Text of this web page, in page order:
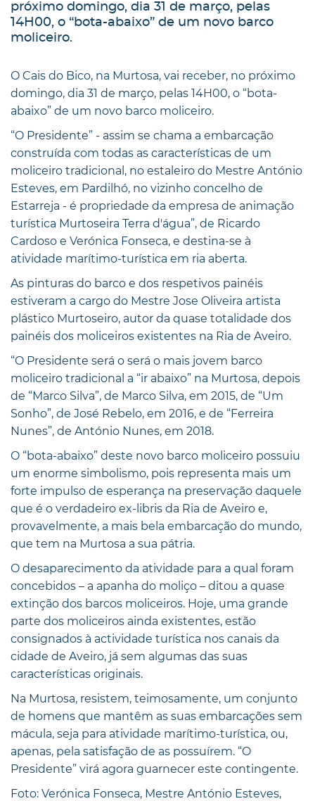
próximo domingo, dia 31 de março, pelas
14H00, o “bota-abaixo” de um novo barco
moliceiro.
O Cais do Bico, na Murtosa, vai receber, no próximo
domingo, dia 31 de março, pelas 14H00, o “bota-
abaixo” de um novo barco moliceiro.
“O Presidente” - assim se chama a embarcação
construída com todas as características de um
moliceiro tradicional, no estaleiro do Mestre António
Esteves, em Pardilhó, no vizinho concelho de
Estarreja - é propriedade da empresa de animação
turística Murtoseira Terra d'água”, de Ricardo
Cardoso e Verónica Fonseca, e destina-se à
atividade marítimo-turística em ria aberta.
As pinturas do barco e dos respetivos painéis
estiveram a cargo do Mestre Jose Oliveira artista
plástico Murtoseiro, autor da quase totalidade dos
painéis dos moliceiros existentes na Ria de Aveiro.
“O Presidente será o será o mais jovem barco
moliceiro tradicional a “ir abaixo” na Murtosa, depois
de “Marco Silva”, de Marco Silva, em 2015, de “Um
Sonho”, de José Rebelo, em 2016, e de “Ferreira
Nunes”, de António Nunes, em 2018.
O “bota-abaixo” deste novo barco moliceiro possuiu
um enorme simbolismo, pois representa mais um
forte impulso de esperança na preservação daquele
que é o verdadeiro ex-libris da Ria de Aveiro e,
provavelmente, a mais bela embarcação do mundo,
que tem na Murtosa a sua pátria.
O desaparecimento da atividade para a qual foram
concebidos – a apanha do moliço – ditou a quase
extinção dos barcos moliceiros. Hoje, uma grande
parte dos moliceiros ainda existentes, estão
consignados à actividade turística nos canais da
cidade de Aveiro, já sem algumas das suas
características originais.
Na Murtosa, resistem, teimosamente, um conjunto
de homens que mantêm as suas embarcações sem
mácula, seja para atividade marítimo-turística, ou,
apenas, pela satisfação de as possuírem. “O
Presidente” virá agora guarnecer este contingente.
Foto: Verónica Fonseca, Mestre António Esteves,